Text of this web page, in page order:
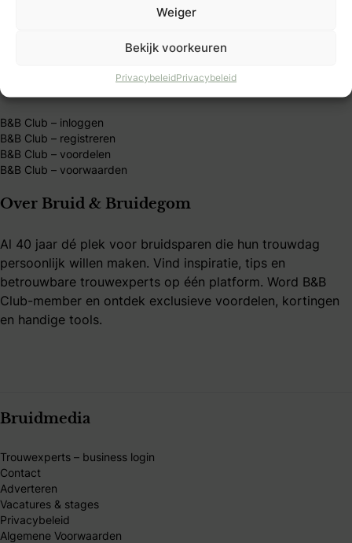
Weiger
Bekijk voorkeuren
PrivacybeleidPrivacybeleid
Wat kost een gemiddelde bruiloft
Hoeveel geld moet je geven als huwelijkscadeau?
B&B Club – inloggen
B&B Club – registreren
B&B Club – voordelen
B&B Club – voorwaarden
Over Bruid & Bruidegom
Al 40 jaar dé plek voor bruidsparen die hun trouwdag
persoonlijk willen maken. Vind inspiratie, tips en
betrouwbare trouwexperts op één platform. Word B&B
Club-member en ontdek exclusieve voordelen, kortingen
en handige tools.
Bruidmedia
Trouwexperts – business login
Contact
Adverteren
Vacatures & stages
Privacybeleid
Algemene Voorwaarden